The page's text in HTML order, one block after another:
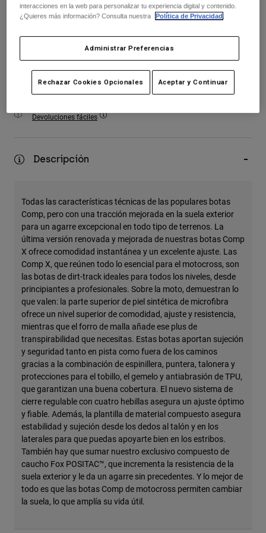
Accesorios
Ver Todo
Bolsas y Mochilas
Gorras y Gorros
seleccionado
Añadir al carrito
Envío gratuito para pedidos superiores a 125€
Devoluciones fáciles
Descripción
Todas las características técnicas de las populares botas
Comp, pero con una tracción mejorada en la suela exterior
para un agarre excepcional en todo tipo de terrenos. La
última versión renovada y mejorada de nuestras botas Comp
X ofrece comodidad instantánea y un excelente ajuste. Las
Comp X, que reúnen todo lo esencial para el motocross, son
las botas de dirt-track ideales para todos los niveles, desde
principiantes a profesionales. Sobre la moto, demuestran lo
que valen: la parte superior de piel sintética de microfibra
ofrece un nivel superior de comodidad, ajuste y resistencia,
mientras que el forro de malla añade ese plus de
transpirabilidad que necesitas. Estas botas aportan sujeción
y seguridad tanto en pista como fuera de los caminos
gracias a la combinación de espinillera, puntera, talonera y
protecciones para el tobillo, el gemelo y antiabrasión de TPU,
que garantizan una buena cobertura. El nuevo sistema de
cierre regulable con cuatro hebillas asegura un ajuste óptimo
y fiable. Además, la plantilla de material compuesto asegura
estabilidad y sujeción desde los dedos al talón y en los
laterales para que puedas apoyarte bien en los estribos.
También hay que sumar nuestro exclusivo compuesto de
caucho Fox POSITAC™, que incrementa la resistencia de la
suela exterior y le da un agarre sin precedentes. Y lo mejor de
todo es que las botas Comp de motocross permiten cambiar
la suela, lo que amplía su vida útil.
interacciones en la web para personalizar tu experiencia digital y contenido.
¿Quieres más información? Consulta nuestra
Política de Privacidad
Administrar Preferencias
Rechazar Cookies Opcionales Aceptar y Continuar